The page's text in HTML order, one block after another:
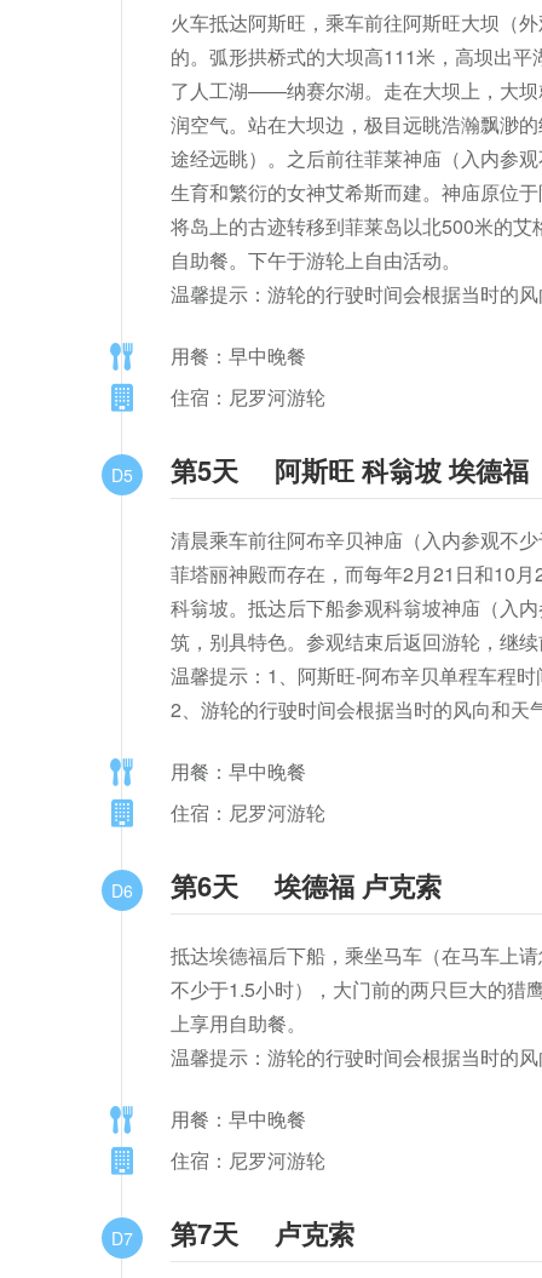
火车抵达阿斯旺，乘车前往阿斯旺大坝（
的。弧形拱桥式的大坝高111米，高坝出
了人工湖——纳赛尔湖。走在大坝上，大坝
润空气。站在大坝边，极目远眺浩瀚飘渺
途经远眺）。之后前往菲莱神庙（入内参
生育和繁衍的女神艾希斯而建。神庙原位
将岛上的古迹转移到菲莱岛以北500米的
自助餐。下午于游轮上自由活动。
温馨提示：游轮的行驶时间会根据当时的
用餐：早中晚餐
住宿：尼罗河游轮
D5 第5天 阿斯旺 科翁坡 埃德福
清晨乘车前往阿布辛贝神庙（入内参观不
菲塔丽神殿而存在，而每年2月21日和10
科翁坡。抵达后下船参观科翁坡神庙（入
筑，别具特色。参观结束后返回游轮，继
温馨提示：1、阿斯旺-阿布辛贝单程车程
2、游轮的行驶时间会根据当时的风向和天
用餐：早中晚餐
住宿：尼罗河游轮
D6 第6天 埃德福 卢克索
抵达埃德福后下船，乘坐马车（在马车上
不少于1.5小时），大门前的两只巨大的猎
上享用自助餐。
温馨提示：游轮的行驶时间会根据当时的
用餐：早中晚餐
住宿：尼罗河游轮
D7 第7天 卢克索